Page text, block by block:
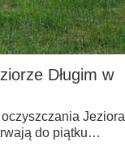
Długim w
Jeziora
do piątku…